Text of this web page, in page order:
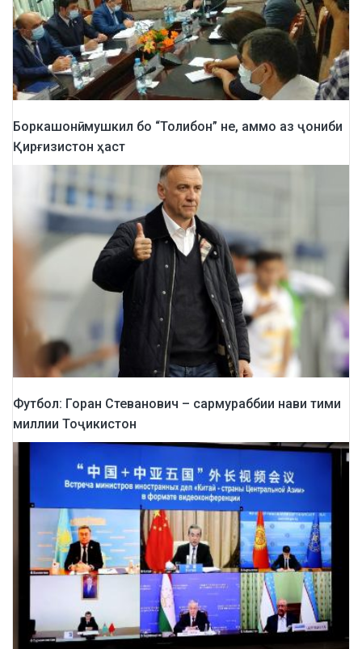
Боркашонӣ: мушкил бо “Толибон” не, аммо аз ҷониби
Қирғизистон ҳаст
Футбол: Горан Стеванович – сармураббии нави тими
миллии Тоҷикистон